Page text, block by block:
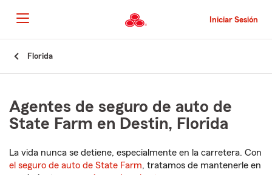
al
contenido
principal
Iniciar Sesión
Florida
Agentes de seguro de auto de
State Farm en Destin, Florida
La vida nunca se detiene, especialmente en la carretera. Con
el seguro de auto de State Farm, tratamos de mantenerle en